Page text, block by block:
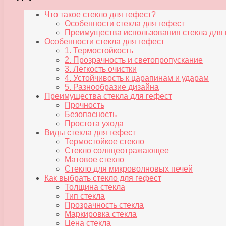
Что такое стекло для гефест?
Особенности стекла для гефест
Преимущества использования стекла для
Особенности стекла для гефест
1. Термостойкость
2. Прозрачность и светопропускание
3. Легкость очистки
4. Устойчивость к царапинам и ударам
5. Разнообразие дизайна
Преимущества стекла для гефест
Прочность
Безопасность
Простота ухода
Виды стекла для гефест
Термостойкое стекло
Стекло солнцеотражающее
Матовое стекло
Стекло для микроволновых печей
Как выбрать стекло для гефест
Толщина стекла
Тип стекла
Прозрачность стекла
Маркировка стекла
Цена стекла